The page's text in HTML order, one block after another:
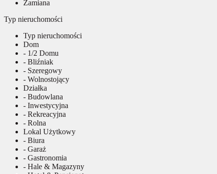
Zamiana
Typ nieruchomości
Typ nieruchomości
Dom
- 1/2 Domu
- Bliźniak
- Szeregowy
- Wolnostojący
Działka
- Budowlana
- Inwestycyjna
- Rekreacyjna
- Rolna
Lokal Użytkowy
- Biura
- Garaż
- Gastronomia
- Hale & Magazyny